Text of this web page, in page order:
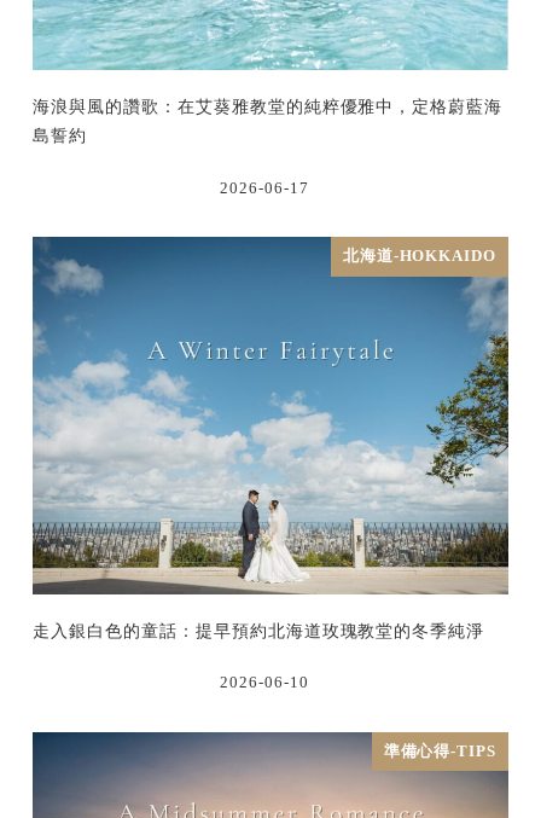
海浪與風的讚歌：在艾葵雅教堂的純粹優雅中，定格蔚藍海
島誓約
2026-06-17
北海道-HOKKAIDO
走入銀白色的童話：提早預約北海道玫瑰教堂的冬季純淨
2026-06-10
準備心得-TIPS